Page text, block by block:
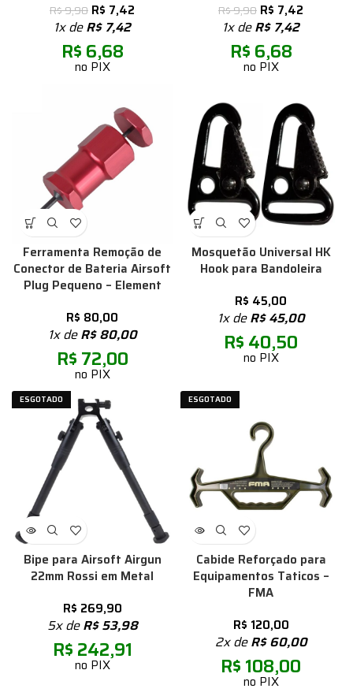
R$9,90 R$ 7,42
1x deR$7,42
R$ 6,68
no PIX
R$9,90 R$ 7,42
1x deR$7,42
R$ 6,68
no PIX
Ferramenta Remoção de
Conector de Bateria Airsoft
Plug Pequeno – Element
R$ 80,00
1x deR$80,00
R$ 72,00
no PIX
Mosquetão Universal HK
Hook para Bandoleira
R$ 45,00
1x deR$45,00
R$ 40,50
no PIX
ESGOTADO
Bipe para Airsoft Airgun
22mm Rossi em Metal
R$ 269,90
5x deR$53,98
R$ 242,91
no PIX
ESGOTADO
Cabide Reforçado para
Equipamentos Taticos –
FMA
R$ 120,00
2x deR$60,00
R$ 108,00
no PIX